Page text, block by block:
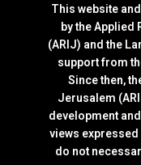
This website
by the Applied
(ARIJ) and the
support from
Since then,
Jerusalem
development
views
do not